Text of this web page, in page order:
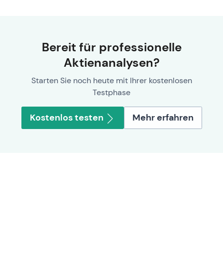
Bereit für professionelle
Aktienanalysen?
Starten Sie noch heute mit Ihrer kostenlosen
Testphase
Kostenlos testen Mehr erfahren